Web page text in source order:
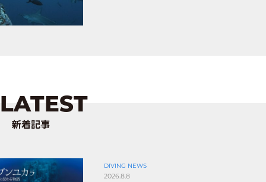
LATEST
新着記事
DIVING NEWS
2026.8.8